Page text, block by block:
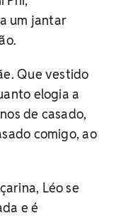
um jantar
Que vestido
elogia a
de casado,
comigo, ao
Léo se
e é